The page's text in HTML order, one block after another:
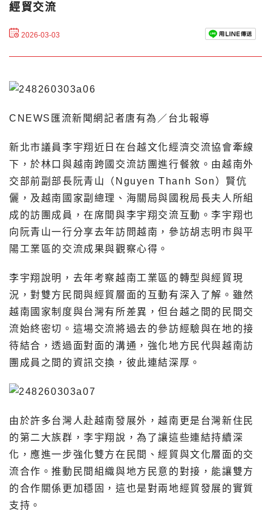
經貿交流
2026-03-03
CNEWS匯流新聞網記者唐有為／台北報導
新北市議員李宇翔近日在台越文化經濟交流協會牽線
下，於林口與越南跨國交流訪團進行餐敘。由越南外
交部前副部長阮青山（Nguyen Thanh Son）賢伉
儷，及越南國家副總理、海關局與國稅局長夫人所組
成的訪團成員，在席間與李宇翔交流互動。李宇翔也
向阮青山一行分享去年訪問越南，參訪胡志明市與平
陽工業區的交流成果與觀察心得。
李宇翔說明，去年考察越南工業區的轉型與經貿現
況，對雙方民間與經貿層面的互動有深入了解。雖然
越南國家制度與台灣有所差異，但台越之間的民間交
流始終密切。這場交流將過去的參訪經驗與在地的接
待結合，透過面對面的溝通，強化地方民代與越南訪
團成員之間的資訊交換，彼此連結深厚。
由於許多台灣人赴越南發展外，越南更是台灣新住民
的第二大族群，李宇翔說，為了讓這些連結持續深
化，應進一步強化雙方在民間、經貿與文化層面的交
流合作。推動民間組織與地方民意的對接，能讓雙方
的合作關係更加穩固，這也是對兩地經貿發展的實質
支持。